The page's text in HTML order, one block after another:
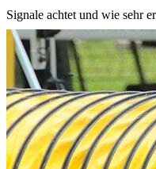
Signale achtet und wie sehr